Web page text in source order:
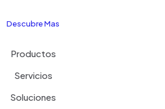
Descubre Mas
Productos
Servicios
Soluciones